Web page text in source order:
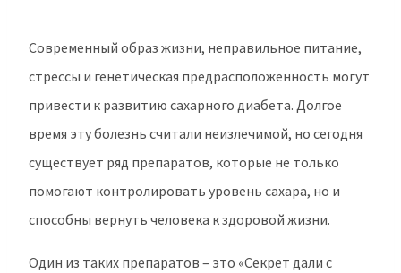
Современный образ жизни, неправильное питание,
стрессы и генетическая предрасположенность могут
привести к развитию сахарного диабета. Долгое
время эту болезнь считали неизлечимой, но сегодня
существует ряд препаратов, которые не только
помогают контролировать уровень сахара, но и
способны вернуть человека к здоровой жизни.
Один из таких препаратов – это «Секрет дали с